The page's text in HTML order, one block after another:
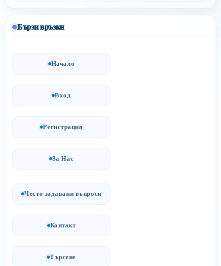
Бързи връзки
Начало
Вход
Регистрация
За Нас
Често задавани въпроси
Контакт
Търсене